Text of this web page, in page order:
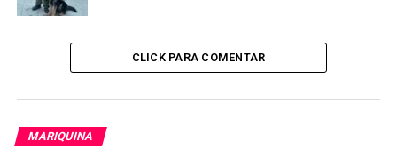
CLICK PARA COMENTAR
MARIQUINA